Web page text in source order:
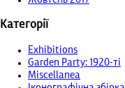
Категорії
Exhibitions
Garden Party: 1920-ті
Miscellanea